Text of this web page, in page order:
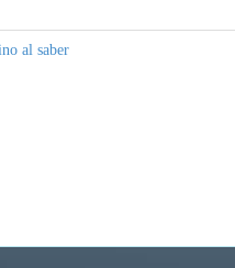
al saber